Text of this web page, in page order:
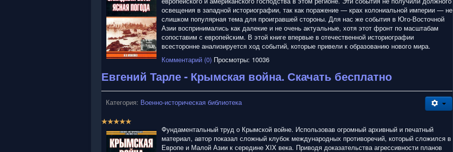
/
5
освещения в западной историографии, так как поражение — крах колониальной империи — не
слишком популярная тема для проигравшей стороны. Для нас же события в Юго-Восточной
Азии воспринимались как далекие и не очень актуальные, хотя этот фронт по масштабам
сопоставим с европейским. В этой книге впервые в отечественной историографии
всесторонне анализируется ход событий, которые привели к образованию нового мира.
Комментарий (0) Просмотры: 10036
Евгений Тарле - Крымская война. Скачать бесплатно
Категория: Военно-историческая библиотека
Р
Фундаментальный труд о Крымской войне. Использовав огромный архивный и печатный
материал, автор показал сложный клубок международных противоречий, который сложился в
Европе и Малой Азии к середине XIX века. Приводя доказательства агрессивности планов